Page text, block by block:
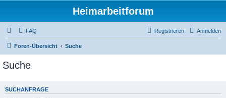
Heimarbeitforum
FAQ Anmelden
Registrieren
Foren-Übersicht Suche
Suche
SUCHANFRAGE